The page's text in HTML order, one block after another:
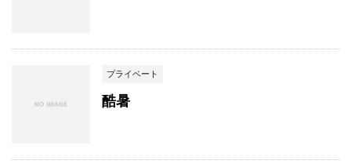
プライベート
酷暑